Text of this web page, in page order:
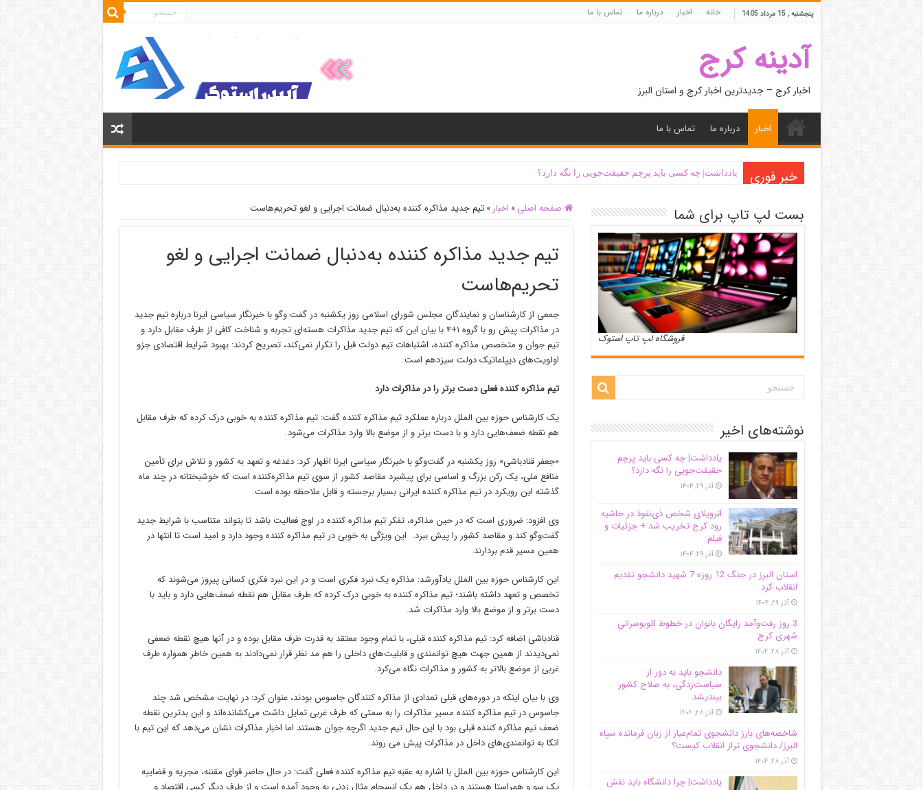
پنجشنبه , 15 مرداد 1405 خانه اخبار درباره ما تماس با ما
آدینه کرج
اخبار کرج – جدیدترین اخبار کرج و استان البرز
اخبار درباره ما تماس با ما
خبر فوری یادداشت| ‌چه کسی باید پرچم حقیقت‌جویی را نگه دارد؟
صفحه اصلی » اخبار » تیم جدید مذاکره کننده به‌دنبال ضمانت اجرایی و لغو تحریم‌هاست
تیم جدید مذاکره کننده به‌دنبال ضمانت اجرایی و لغو
تحریم‌هاست
جمعی از کارشناسان و نمایندگان مجلس شورای اسلامی روز یکشنبه در گفت وگو با خبرنگار سیاسی ایرنا درباره تیم جدید
در مذاکرات پیش رو با گروه ۱+۴ با بیان این که تیم جدید مذاکرات هسته‌ای تجربه و شناخت کافی از طرف مقابل دارد و
تیم جوان و متخصص مذاکره کننده، اشتباهات تیم دولت قبل را تکرار نمی‌کند، تصریح کردند: بهبود شرایط اقتصادی جزو
اولویت‌های دیپلماتیک دولت سیزدهم است.
تیم مذاکره کننده فعلی دست برتر را در مذاکرات دارد
یک کارشناس حوزه بین الملل درباره عملکرد تیم مذاکره کننده گفت: تیم مذاکره کننده به خوبی درک کرده که طرف مقابل
هم نقطه ضعف‌هایی دارد و با دست برتر و از موضع بالا وارد مذاکرات می‌شود.
«جعفر قنادباشی» روز یکشنبه در گفت‌وگو با خبرنگار سیاسی ایرنا اظهار کرد: دغدغه و تعهد به کشور و تلاش برای تأمین
منافع ملی، یک رکن بزرگ و اساسی برای پیشبرد مقاصد کشور از سوی تیم مذاکره‌کننده است که خوشبختانه در چند ماه
گذشته این رویکرد در تیم مذاکره کننده ایرانی بسیار برجسته و قابل ملاحظه بوده است.
وی افزود: ضروری است که در حین مذاکره، تفکر تیم مذاکره کننده در اوج فعالیت باشد تا بتواند متناسب با شرایط جدید
گفت‌وگو کند و مقاصد کشور را پیش ببرد. این ویژگی به خوبی در تیم مذاکره کننده وجود دارد و امید است تا انتها در
همین مسیر قدم بردارند.
این کارشناس حوزه بین الملل یادآورشد: مذاکره یک نبرد فکری است و در این نبرد فکری کسانی پیروز می‌شوند که
تخصص و تعهد داشته باشند؛ تیم مذاکره کننده به خوبی درک کرده که طرف مقابل هم نقطه ضعف‌هایی دارد و باید با
دست برتر و از موضع بالا وارد مذاکرات شد.
قنادباشی اضافه کرد: تیم مذاکره کننده قبلی، با تمام وجود معتقد به قدرت طرف مقابل بوده و در آنها هیچ نقطه ضعفی
نمی‌دیدند از همین جهت هیچ توانمندی و قابلیت‌های داخلی را هم مد نظر قرار نمی‌دادند به همین خاطر همواره طرف
غربی از موضع بالاتر به کشور و مذاکرات نگاه می‌کرد.
وی با بیان اینکه در دوره‌های قبلی تعدادی از مذاکره کنندگان جاسوس بودند، عنوان کرد: در نهایت مشخص شد چند
جاسوس در تیم مذاکره کننده مسیر مذاکرات را به سمتی که طرف غربی تمایل داشت می‌کشانده‌اند و این بدترین نقطه
ضعف تیم مذاکره کننده قبلی بود با این حال تیم جدید اگرچه جوان هستند اما اخبار مذاکرات نشان می‌دهد که این تیم با
اتکا به توانمندی‌های داخل در مذاکرات پیش می روند.
این کارشناس حوزه بین الملل با اشاره به عقبه تیم مذاکره کننده فعلی گفت: در حال حاضر قوای مقننه، مجریه و قضاییه
یک سو و همراستا هستند و در داخل هم یک انسجام مثال زدنی به وجود آمده است و از طرف دیگر کسی اقتصاد و
بست لپ تاپ برای شما
فروشگاه لپ تاپ استوک
نوشته‌های اخیر
یادداشت| ‌چه کسی باید پرچم
حقیقت‌جویی را نگه دارد؟
آذر ۲۹, ۱۴۰۴
اَبَر‌ویلای شخص ذی‌نفوذ در حاشیه‌
رود کرج تخریب شد + جزئیات و
فیلم
آذر ۲۹, ۱۴۰۴
استان البرز در جنگ 12 روزه 7 شهید دانشجو تقدیم
انقلاب کرد
آذر ۲۹, ۱۴۰۴
3 روز رفت‌وآمد رایگان بانوان در خطوط اتوبوسرانی
شهری کرج
آذر ۲۸, ۱۴۰۴
دانشجو باید به دور از
سیاست‌زدگی، به صلاح کشور
بیندیشد
آذر ۲۸, ۱۴۰۴
شاخصه‌های بارز دانشجوی تمام‌عیار از زبان فرمانده سپاه
البرز/ دانشجوی تراز انقلاب کیست؟
آذر ۲۸, ۱۴۰۴
یادداشت| چرا دانشگاه باید نقش